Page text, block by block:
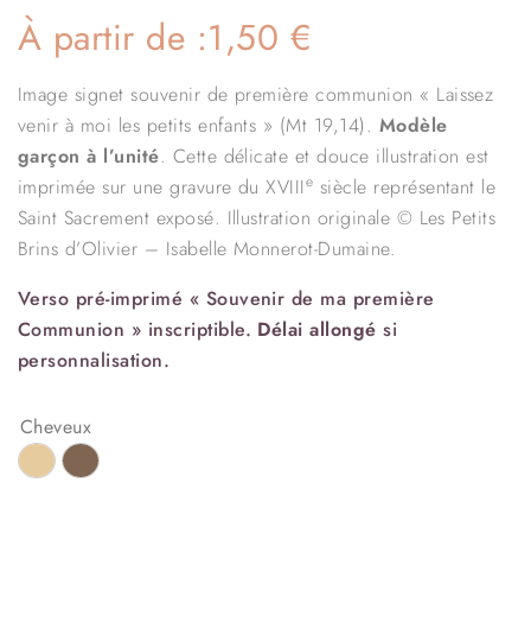
À partir de :1,50 €
Image signet souvenir de première communion « Laissez
venir à moi les petits enfants » (Mt 19,14). Modèle
garçon à l’unité. Cette délicate et douce illustration est
imprimée sur une gravure du XVIIIe siècle représentant le
Saint Sacrement exposé. Illustration originale © Les Petits
Brins d’Olivier – Isabelle Monnerot-Dumaine.
Verso pré-imprimé « Souvenir de ma première
Communion » inscriptible. Délai allongé si
personnalisation.
Cheveux